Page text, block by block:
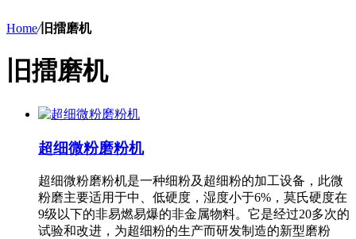
Home/旧擂磨机
旧擂磨机
超细微粉磨粉机
超细微粉磨粉机是一种细粉及超细粉的加工设备，此微
粉磨主要适用于中、低硬度，湿度小于6%，莫氏硬度在
9级以下的非易燃易爆的非金属物料。它是经过20多次的
试验和改进，为超细粉的生产而研发制造的新型磨粉